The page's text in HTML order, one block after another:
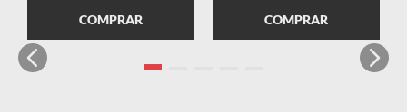
COMPRAR COMPRAR